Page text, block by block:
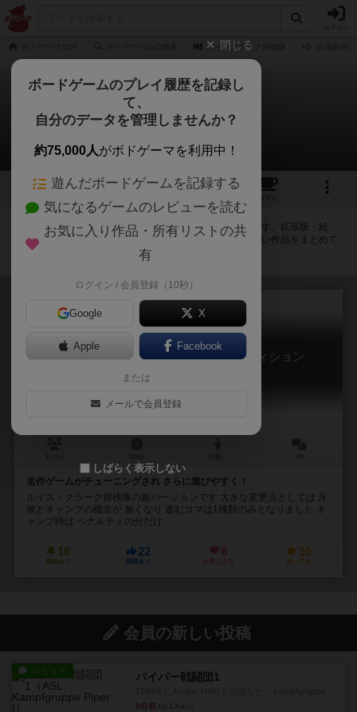
ルイスクラーク探検隊
ルイスクラーク探検隊
拡張/関連作品 1件
5 5
カフェ
ルイスクラーク探検隊に紐付いているボードゲーム一覧です。拡張版・続
編・リメイク版などの同じシリーズを中心に、関連性の強い作品をまとめて
います。
ルイス・クラーク探検隊：エクスペディション
Lewis & Clark: The Expedition
名作ゲームがチューニングされ さらに遊びやすく！
ルイス・クラーク探検隊の新バージョンです 大きな変更点としては 斥
候とキャンプの概念が 無くなり 進むコマは1種類のみとなりました キ
ャンプ時は ペナルティの分だけ...
18
興味あり
22
経験あり
6
お気に入り
10
持ってる
会員の新しい投稿
レビュー パイパー戦闘団1
9分前
閉じる
ボードゲームのプレイ履歴を記録し
て、
自分のデータを管理しませんか？
約75,000人がボドゲーマを利用中！
遊んだボードゲームを記録する
気になるゲームのレビューを読む
お気に入り作品・所有リストの共
有
ログイン / 会員登録（10秒）
Google X
Apple Facebook
または
メールで会員登録
しばらく表示しない